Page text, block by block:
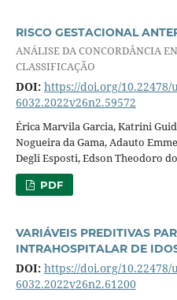
RISCO GESTACIONAL
ANÁLISE DA CONCORDÂNCIA
CLASSIFICAÇÃO
DOI: https://doi.org/10.22478/
6032.2022v26n2.59572
Érica Marvila Garcia, Katrini
Nogueira da Gama, Adauto
Degli Esposti, Edson Theodoro
PDF
VARIÁVEIS PREDITIVAS
INTRAHOSPITALAR DE
DOI: https://doi.org/10.22478/
6032.2022v26n2.61200